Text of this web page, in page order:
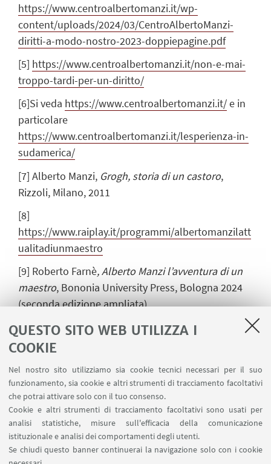
QUESTO SITO WEB UTILIZZA I
COOKIE
Nel nostro sito utilizziamo sia cookie tecnici necessari per il suo
funzionamento, sia cookie e altri strumenti di tracciamento facoltativi
che potrai attivare solo con il tuo consenso.
Cookie e altri strumenti di tracciamento facoltativi sono usati per
analisi statistiche, misure sull'efficacia della comunicazione
istituzionale e analisi dei comportamenti degli utenti.
Se chiudi questo banner continuerai la navigazione solo con i cookie
https://www.centroalbertomanzi.it/wp-
content/uploads/2024/03/CentroAlbertoManzi-
diritti-a-modo-nostro-2023-doppiepagine.pdf
[5] https://www.centroalbertomanzi.it/non-e-mai-
troppo-tardi-per-un-diritto/
[6]Si veda https://www.centroalbertomanzi.it/e in
particolare
https://www.centroalbertomanzi.it/lesperienza-in-
sudamerica/
[7] Alberto Manzi, Grogh, storia di un castoro,
Rizzoli, Milano, 2011
[8]
https://www.raiplay.it/programmi/albertomanzilatt
ualitadiunmaestro
[9] Roberto Farnè, Alberto Manzi l’avventura di un
maestro, Bononia University Press, Bologna 2024
(seconda edizione ampliata)
[10]ibidem
[11]Sulla trasmissione
https://www.teche.rai.it/2022/12/non-e-mai-
troppo-tardi/
30 settembre 2024